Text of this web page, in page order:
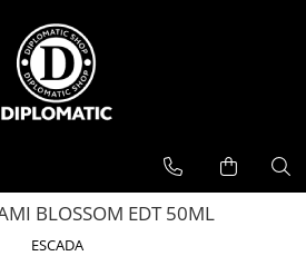
BLOSSOM EDT 50ML
ESCADA